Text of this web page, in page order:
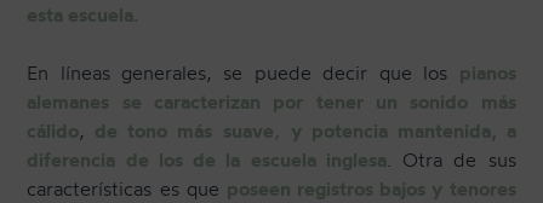
esta escuela.
En líneas generales, se puede decir que los pianos
alemanes se caracterizan por tener un sonido más
cálido, de tono más suave, y potencia mantenida, a
diferencia de los de la escuela inglesa . Otra de sus
características es que poseen registros bajos y tenores